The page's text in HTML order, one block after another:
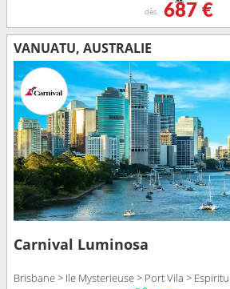
dès 687 €
VANUATU, AUSTRALIE
Carnival Luminosa
Brisbane > Ile Mysterieuse > Port Vila >